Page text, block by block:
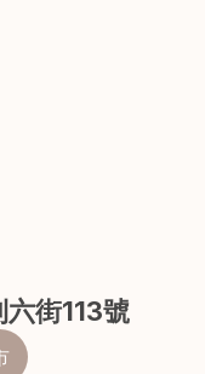
街113號